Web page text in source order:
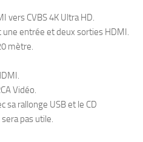
vers CVBS 4K Ultra HD.
une entrée et deux sorties HDMI.
mètre.
Vidéo.
sa rallonge USB et le CD
pas utile.